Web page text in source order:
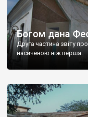
Богом дана
Друга частина звіту
насиченою ніж перша.